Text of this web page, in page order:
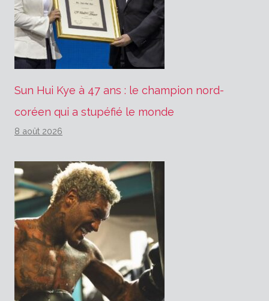
Sun Hui Kye à 47 ans : le champion nord-
coréen qui a stupéfié le monde
8 août 2026